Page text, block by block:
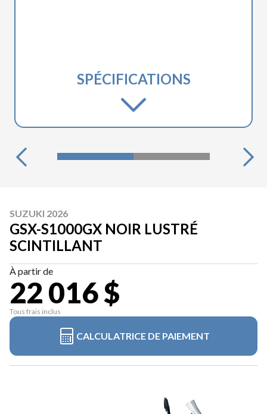
SPÉCIFICATIONS
SUZUKI 2026
GSX-S1000GX NOIR LUSTRÉ
SCINTILLANT
À partir de
22 016 $
Tous frais inclus
CALCULATRICE DE PAIEMENT